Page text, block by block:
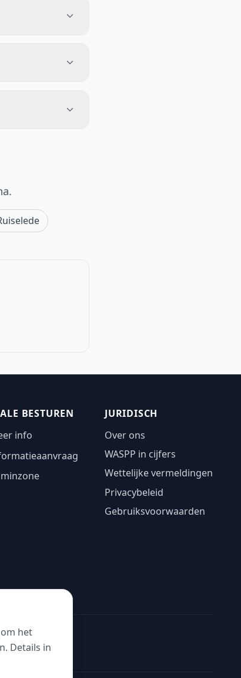
BESTUREN
info
JURIDISCH
Over ons
WASPP in cijfers
Wettelijke vermeldingen
Privacybeleid
Gebruiksvoorwaarden
het
Details in